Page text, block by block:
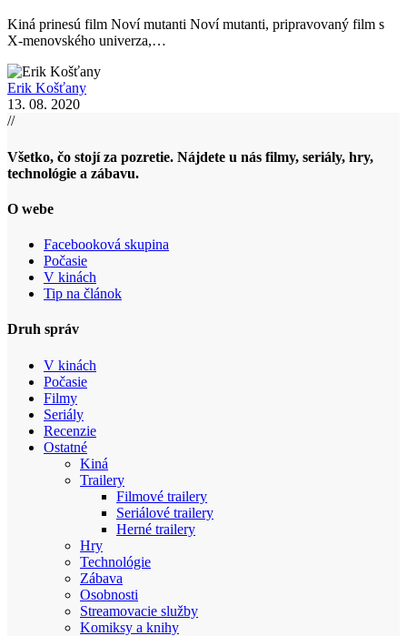
Kiná prinesú film Noví mutanti Noví mutanti, pripravovaný film s
X-menovského univerza,…
Erik Košťany
13. 08. 2020
//
Všetko, čo stojí za pozretie. Nájdete u nás filmy, seriály, hry,
technológie a zábavu.
O webe
Facebooková skupina
Počasie
V kinách
Tip na článok
Druh správ
V kinách
Počasie
Filmy
Seriály
Recenzie
Ostatné
Kiná
Trailery
Filmové trailery
Seriálové trailery
Herné trailery
Hry
Technológie
Zábava
Osobnosti
Streamovacie služby
Komiksy a knihy